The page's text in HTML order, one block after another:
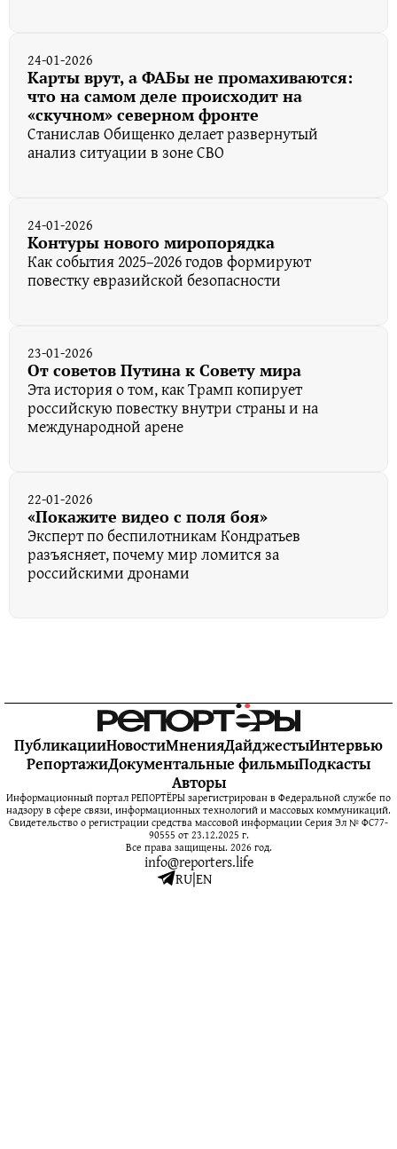
24-01-2026
Карты врут, а ФАБы не промахиваются:
что на самом деле происходит на
«скучном» северном фронте
Станислав Обищенко делает развернутый
анализ ситуации в зоне СВО
24-01-2026
Контуры нового миропорядка
Как события 2025–2026 годов формируют
повестку евразийской безопасности
23-01-2026
От советов Путина к Совету мира
Эта история о том, как Трамп копирует
российскую повестку внутри страны и на
международной арене
22-01-2026
«Покажите видео с поля боя»
Эксперт по беспилотникам Кондратьев
разъясняет, почему мир ломится за
российскими дронами
ПубликацииНовостиМненияДайджестыИнтервью
РепортажиДокументальные фильмыПодкасты
Авторы
Информационный портал РЕПОРТЁРЫ зарегистрирован в Федеральной службе по
надзору в сфере связи, информационных технологий и массовых коммуникаций.
Свидетельство о регистрации средства массовой информации Серия Эл № ФС77-
90555 от 23.12.2025 г.
Все права защищены. 2026 год.
info@reporters.life
RU|EN